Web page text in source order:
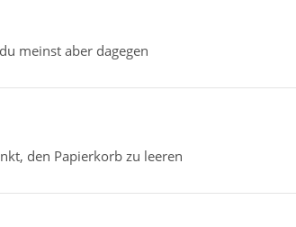
meinst aber dagegen
den Papierkorb zu leeren